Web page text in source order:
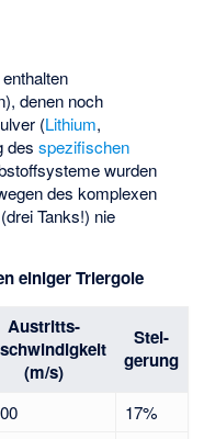
denen noch
(Lithium,
desspezifischen
wurden
des komplexen
Tanks!) nie
einiger Triergole
Austritts-
(m/s)
Stei-
gerung
17%